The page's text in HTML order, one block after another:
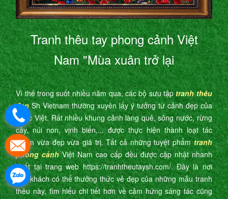
Tranh thêu tay phong cảnh Việt
Nam "Mùa xuân trở lại
Vì thế trong suốt nhiều năm qua, các bộ sưu tậptranh thêu
đẹpSh Vietnam thường xuyên lấy ý tưởng từ cảnh đẹp của
nước Việt. Rất nhiều khung cảnh làng quê, sông nước, rừng
cây, núi non, vịnh biển,... được thực hiện thành loạt tác
phẩm vừa đẹp vừa giá trị. Tất cả những tuyệt phẩmtranh
phong cảnhViệt Nam cao cấp đều được cập nhật nhanh
nhất tại trang web https://tranhtheutaysh.com/. Đây là nơi
quý khách có thể thưởng thức vẻ đẹp của những mẫu tranh
thêu này, tìm hiểu chi tiết hơn về cảm hứng sáng tác cũng